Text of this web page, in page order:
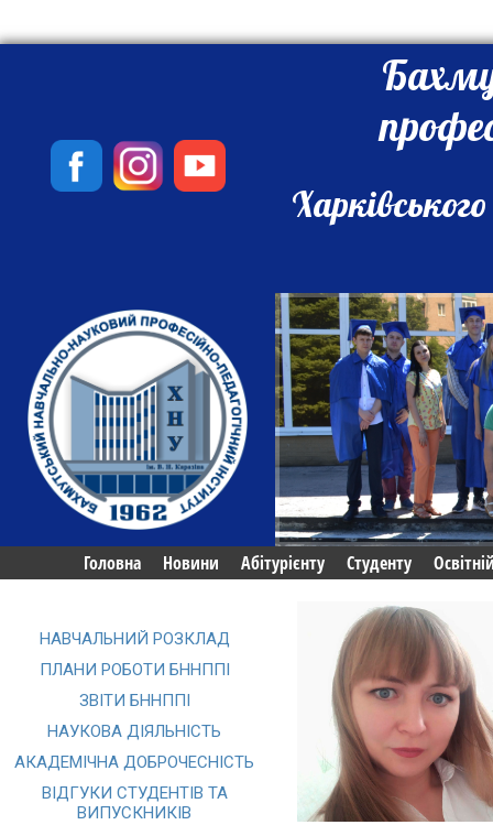
Головна Новини Абітурієнту Студенту
НАВЧАЛЬНИЙ РОЗКЛАД
ПЛАНИ РОБОТИ БННППІ
ЗВІТИ БННППІ
НАУКОВА ДІЯЛЬНІСТЬ
АКАДЕМІЧНА ДОБРОЧЕСНІСТЬ
ВІДГУКИ СТУДЕНТІВ ТА
ВИПУСКНИКІВ